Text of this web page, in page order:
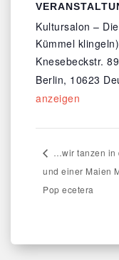
Kultursalon –
Kümmel klingeln)
Knesebeckstr. 89
Berlin, 10623
anzeigen
…wir tanzen in
und einer Maien
Pop ecetera